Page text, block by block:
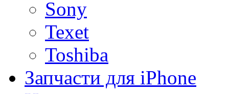
Sony
Texet
Toshiba
Запчасти для iPhone